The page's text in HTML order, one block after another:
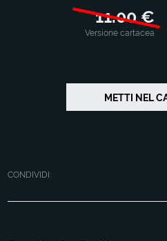
11.00 €
Versione cartacea
CONDIVIDI: